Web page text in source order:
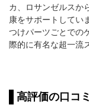
カ、ロサンゼルスか
康をサポートしてい
つけパーツごとでの
際的に有名な超一流
高評価の口コミ